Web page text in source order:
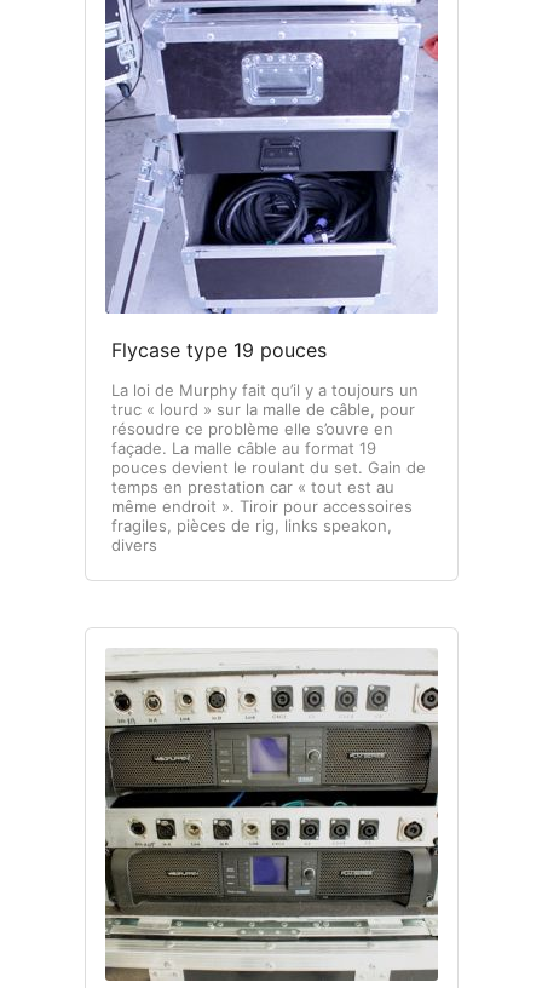
Flycase type 19 pouces
La loi de Murphy fait qu’il y a toujours un
truc « lourd » sur la malle de câble, pour
résoudre ce problème elle s’ouvre en
façade. La malle câble au format 19
pouces devient le roulant du set. Gain de
temps en prestation car « tout est au
même endroit ». Tiroir pour accessoires
fragiles, pièces de rig, links speakon,
divers